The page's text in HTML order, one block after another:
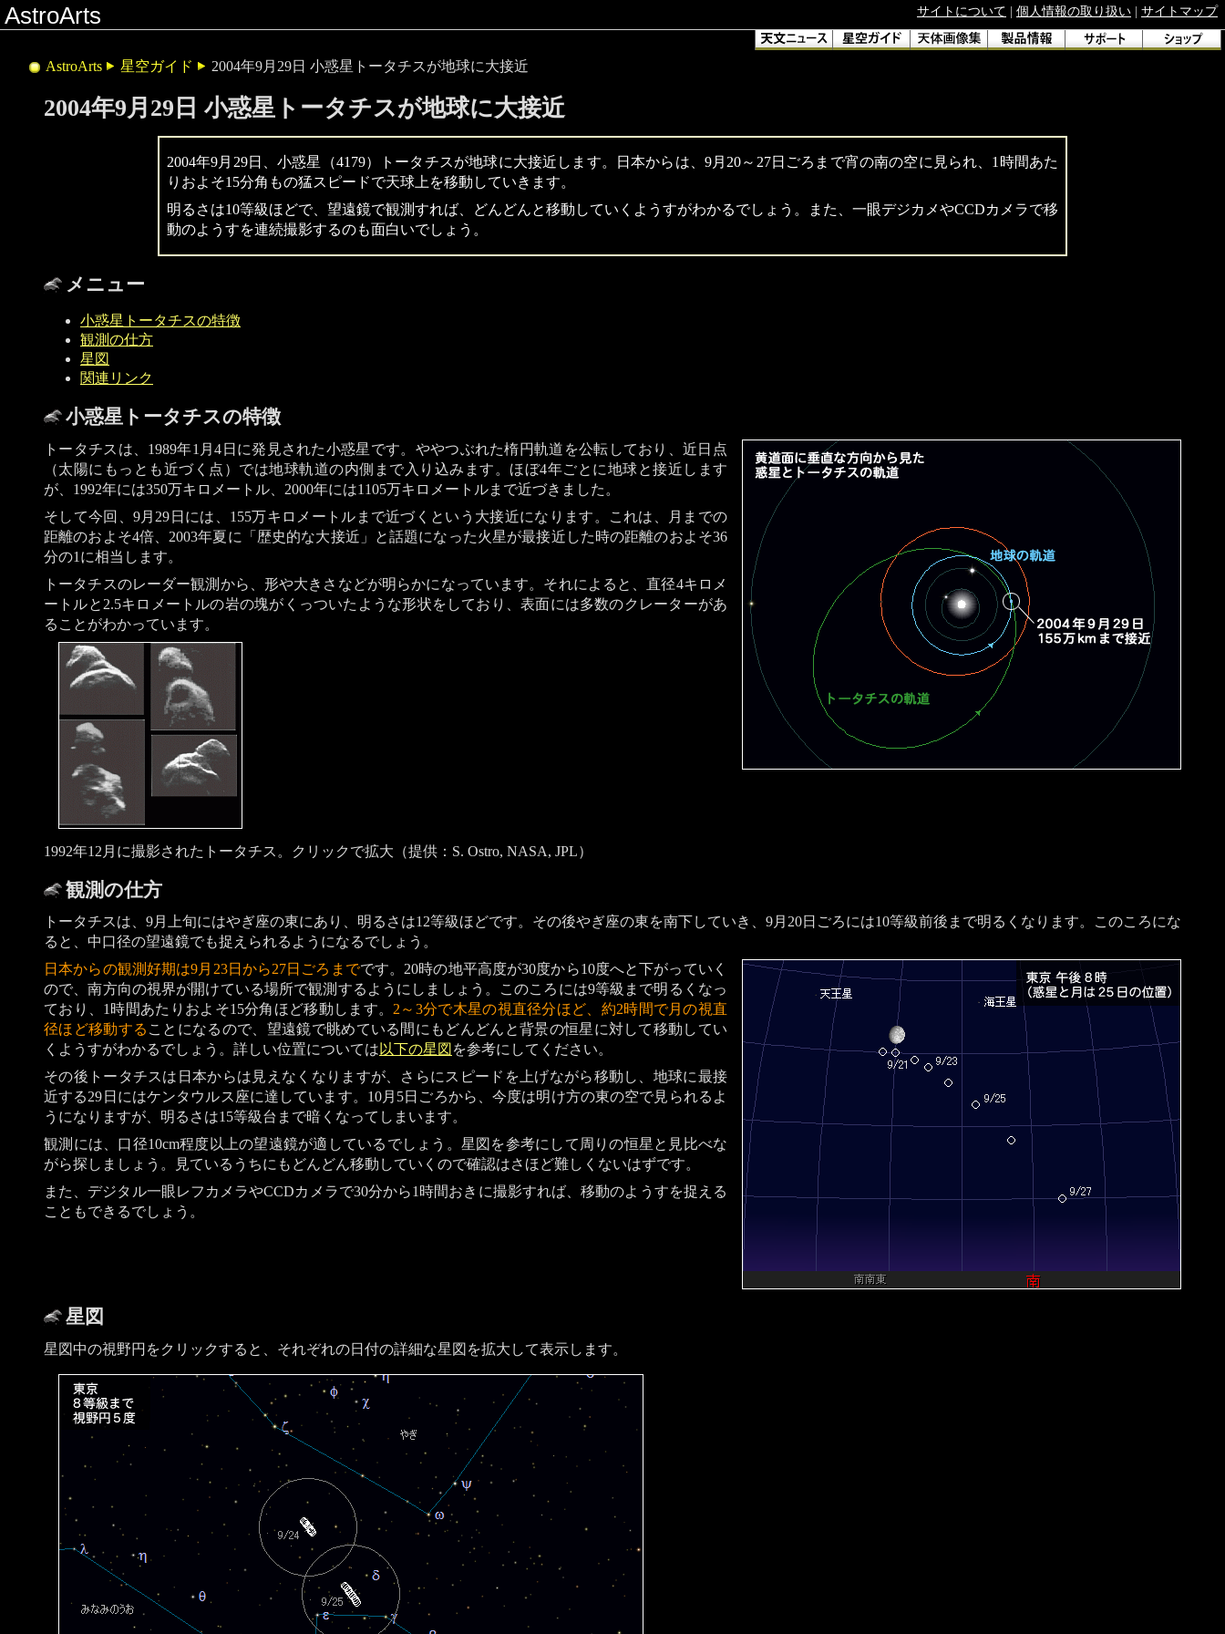
AstroArts サイトについて | 個人情報の取り扱い | サイトマップ
AstroArts 星空ガイド 2004年9月29日 小惑星トータチスが地球に大接近
2004年9月29日 小惑星トータチスが地球に大接近
2004年9月29日、小惑星（4179）トータチスが地球に大接近します。日本からは、9月20～27日ごろまで宵の南の空に見られ、1時間あた
りおよそ15分角もの猛スピードで天球上を移動していきます。
明るさは10等級ほどで、望遠鏡で観測すれば、どんどんと移動していくようすがわかるでしょう。また、一眼デジカメやCCDカメラで移
動のようすを連続撮影するのも面白いでしょう。
メニュー
小惑星トータチスの特徴
観測の仕方
星図
関連リンク
小惑星トータチスの特徴
トータチスは、1989年1月4日に発見された小惑星です。ややつぶれた楕円軌道を公転しており、近日点
（太陽にもっとも近づく点）では地球軌道の内側まで入り込みます。ほぼ4年ごとに地球と接近します
が、1992年には350万キロメートル、2000年には1105万キロメートルまで近づきました。
そして今回、9月29日には、155万キロメートルまで近づくという大接近になります。これは、月までの
距離のおよそ4倍、2003年夏に「歴史的な大接近」と話題になった火星が最接近した時の距離のおよそ36
分の1に相当します。
トータチスのレーダー観測から、形や大きさなどが明らかになっています。それによると、直径4キロメ
ートルと2.5キロメートルの岩の塊がくっついたような形状をしており、表面には多数のクレーターがあ
ることがわかっています。
1992年12月に撮影されたトータチス。クリックで拡大（提供：S. Ostro, NASA, JPL）
観測の仕方
トータチスは、9月上旬にはやぎ座の東にあり、明るさは12等級ほどです。その後やぎ座の東を南下していき、9月20日ごろには10等級前後まで明るくなります。このころにな
ると、中口径の望遠鏡でも捉えられるようになるでしょう。
日本からの観測好期は9月23日から27日ごろまでです。20時の地平高度が30度から10度へと下がっていく
ので、南方向の視界が開けている場所で観測するようにしましょう。このころには9等級まで明るくなっ
ており、1時間あたりおよそ15分角ほど移動します。2～3分で木星の視直径分ほど、約2時間で月の視直
径ほど移動する ことになるので、望遠鏡で眺めている間にもどんどんと背景の恒星に対して移動してい
くようすがわかるでしょう。詳しい位置については以下の星図 を参考にしてください。
その後トータチスは日本からは見えなくなりますが、さらにスピードを上げながら移動し、地球に最接
近する29日にはケンタウルス座に達しています。10月5日ごろから、今度は明け方の東の空で見られるよ
うになりますが、明るさは15等級台まで暗くなってしまいます。
観測には、口径10cm程度以上の望遠鏡が適しているでしょう。星図を参考にして周りの恒星と見比べな
がら探しましょう。見ているうちにもどんどん移動していくので確認はさほど難しくないはずです。
また、デジタル一眼レフカメラやCCDカメラで30分から1時間おきに撮影すれば、移動のようすを捉える
こともできるでしょう。
星図
星図中の視野円をクリックすると、それぞれの日付の詳細な星図を拡大して表示します。